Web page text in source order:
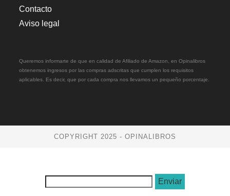
Contacto
Aviso legal
Queremos informarte de que en calidad de Afiliado de Amazon, en Opinalibros
obtenemos ingresos por las compras adscritas que cumplen los requisitos
aplicables. Es decir, que por cada compra nos llevamos un pequeño porcentaje.
COPYRIGHT 2025 - OPINALIBROS
Enviar